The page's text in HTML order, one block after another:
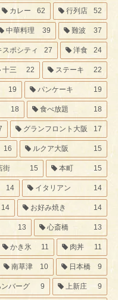
カレー 62 行列店 52
中華料理 39 難波 37
スポシティ 27 洋食 24
十三 22 ステーキ 22
19 パンケーキ 19
18 食べ放題 18
グランフロント大阪 17
16 ルクア大阪 15
街 15 本町 15
14 イタリアン 14
14 お好み焼き 14
13 心斎橋 13
かき氷 11 肉丼 11
南草津 10 日本橋 9
バーグ 9 上新庄 9